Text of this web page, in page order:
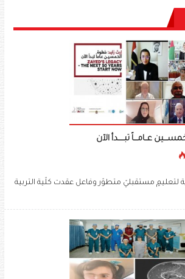
عــامـــاً تبـــــدأ الآن
لتعليمٍ مستقبليّ متطوّر وفاعل عقدت كلّية التربية